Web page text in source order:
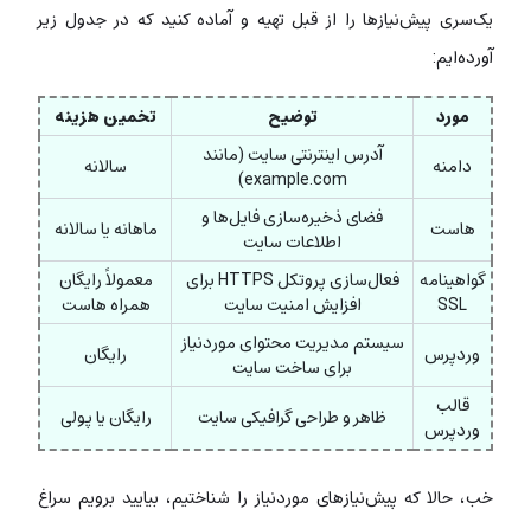
یک‌سری پیش‌نیازها را از قبل تهیه و آماده کنید که در جدول زیر
آورده‌ایم:
مورد
توضیح
تخمین هزینه
دامنه
آدرس اینترنتی سایت (مانند
example.com)
سالانه
هاست
فضای ذخیره‌سازی فایل‌ها و
اطلاعات سایت
ماهانه یا سالانه
گواهینامه
SSL
فعال‌سازی پروتکل HTTPS برای
افزایش امنیت سایت
معمولاً رایگان
همراه هاست
وردپرس
سیستم مدیریت محتوای موردنیاز
برای ساخت سایت
رایگان
قالب
وردپرس ظاهر و طراحی گرافیکی سایت رایگان یا پولی
خب، حالا که پیش‌نیازهای موردنیاز را شناختیم، بیایید برویم سراغ